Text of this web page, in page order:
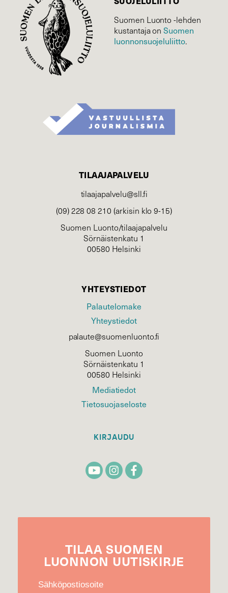
Suomen Luonto -lehden
kustantaja onSuomen
luonnonsuojelu­liitto.
TILAAJAPALVELU
tilaajapalvelu@sll.fi
(09) 228 08 210 (arkisin klo 9-15)
Suomen Luonto/tilaajapalvelu
Sörnäistenkatu 1
00580 Helsinki
YHTEYSTIEDOT
Palautelomake
Yhteystiedot
palaute@suomenluonto.fi
Suomen Luonto
Sörnäistenkatu 1
00580 Helsinki
Mediatiedot
Tietosuojaseloste
KIRJAUDU
TILAA SUOMEN
LUONNON UUTIS­KIRJE
Sähköpostiosoite